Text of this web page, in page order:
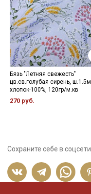
Бязь "Летняя свежесть"
цв.св.голубая сирень, ш.1.5м,
хлопок-100%, 120гр/м.кв
270 руб.
Сохраните себе в соцсети